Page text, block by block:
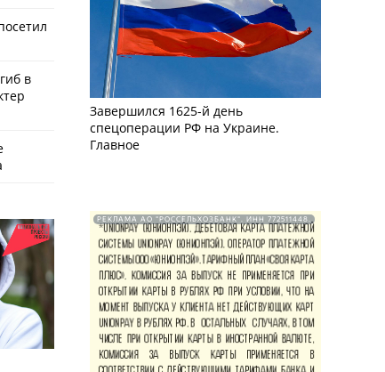
в
Завершился 1625-й день
спецоперации РФ на Украине.
Главное
РЕКЛАМА АО "РОССЕЛЬХОЗБАНК". ИНН 772511448.